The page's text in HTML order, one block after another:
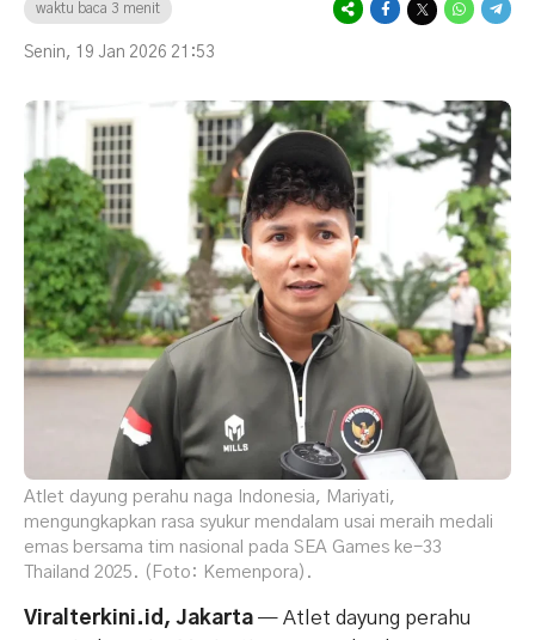
waktu baca 3 menit
Senin, 19 Jan 2026 21:53
Atlet dayung perahu naga Indonesia, Mariyati,
mengungkapkan rasa syukur mendalam usai meraih medali
emas bersama tim nasional pada SEA Games ke-33
Thailand 2025. (Foto: Kemenpora).
Viralterkini.id, Jakarta — Atlet dayung perahu